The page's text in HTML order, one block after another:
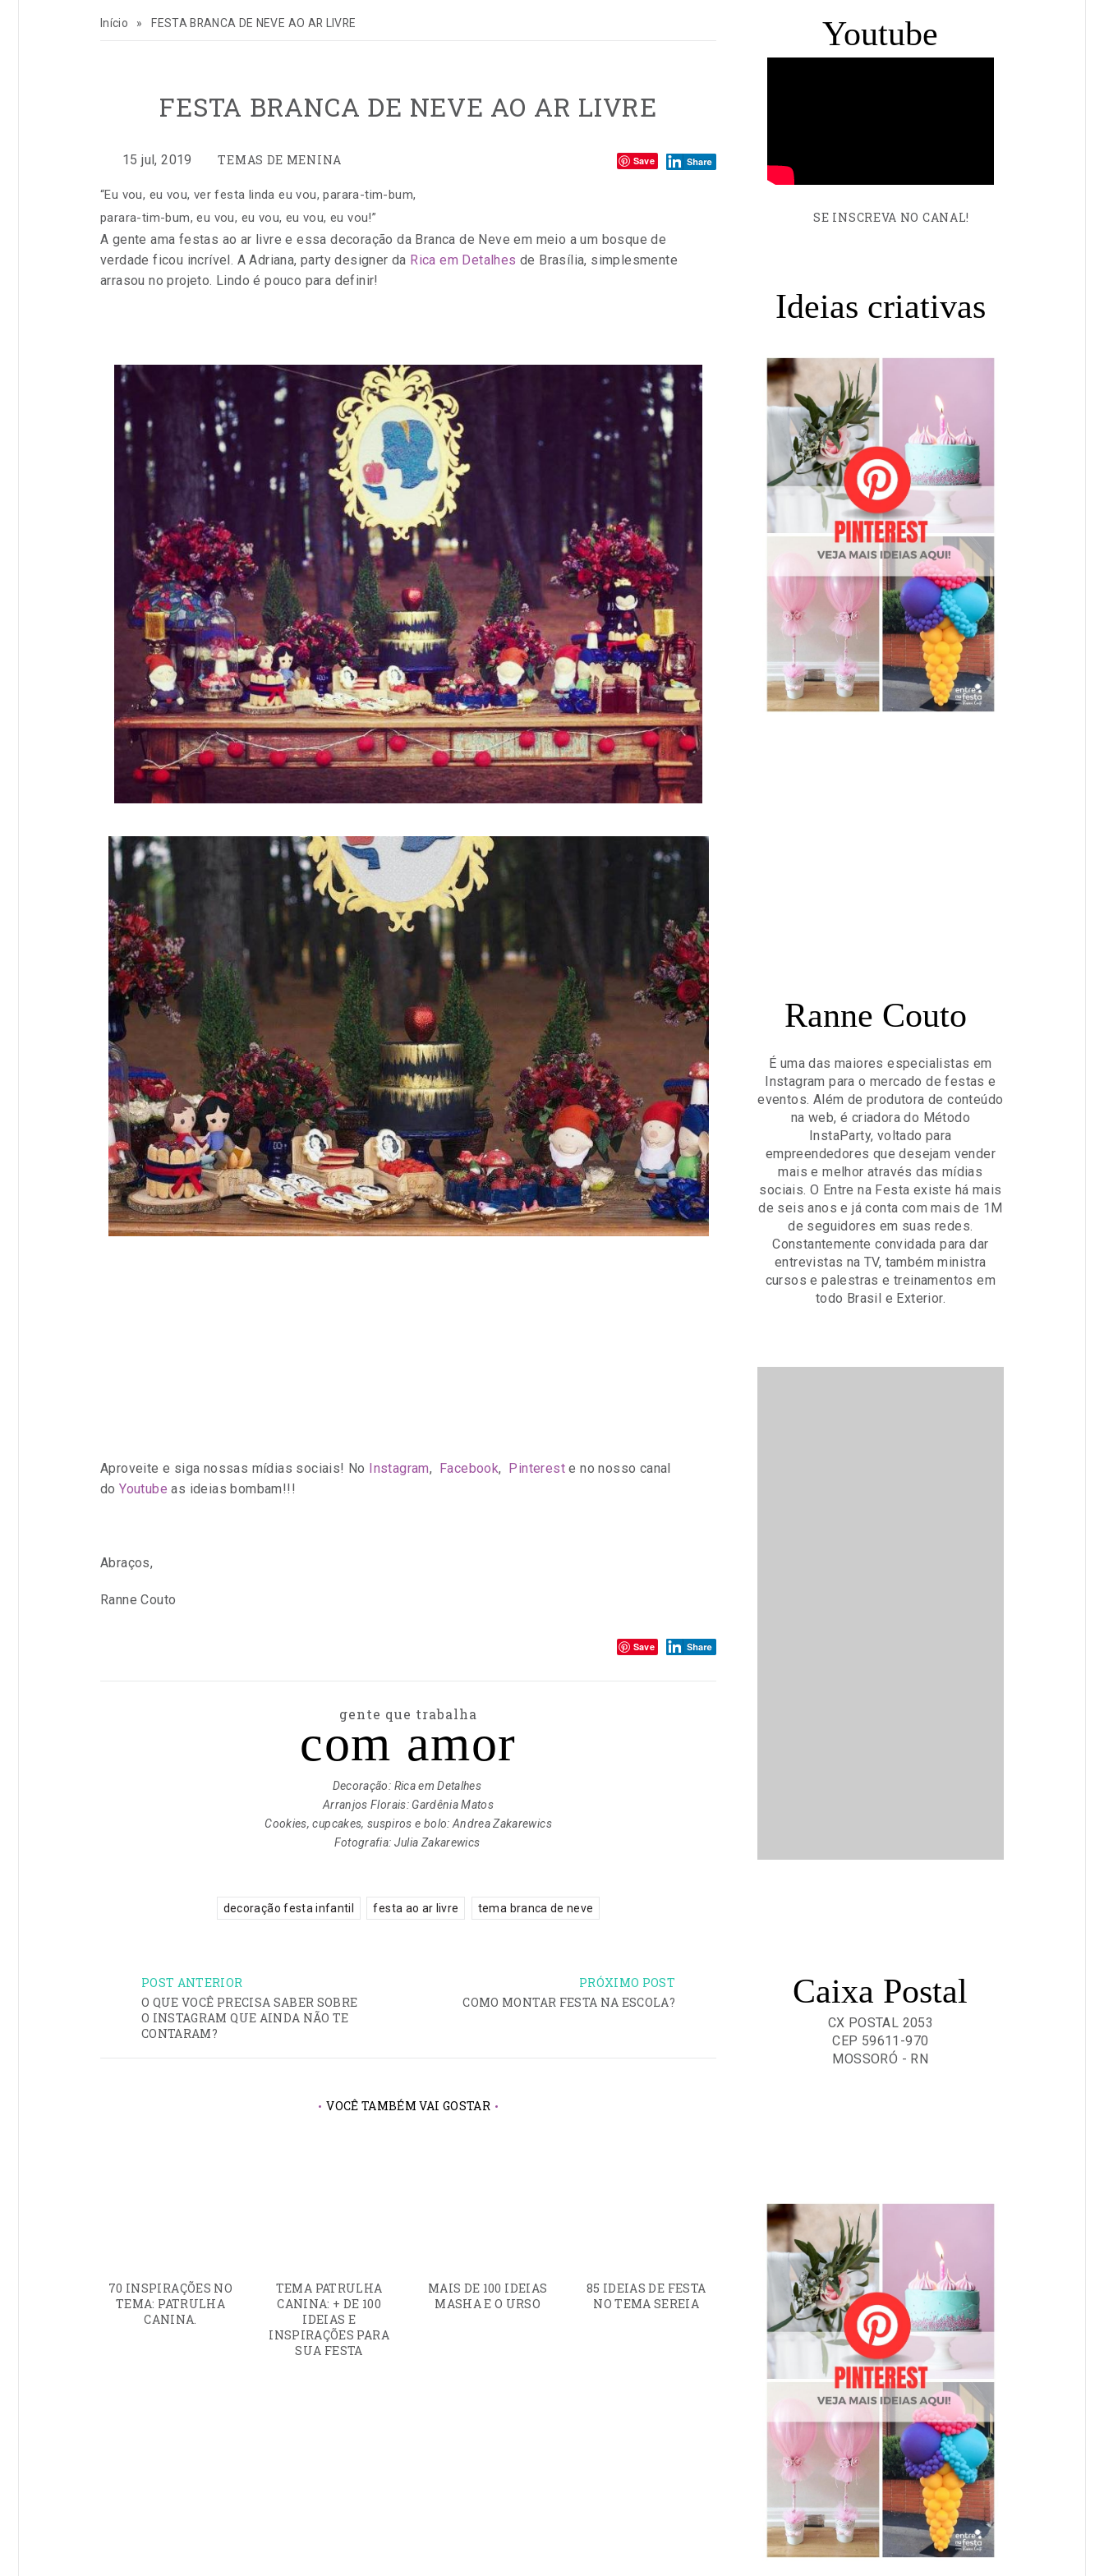
inspirar
vida
seu
negócio
de
e
eventos.
Início » FESTA BRANCA DE NEVE AO AR LIVRE
FESTA BRANCA DE NEVE AO AR LIVRE
Publicado
15 jul, 2019
por
Lira
CATEGORIAS:
TEMAS DE MENINA Compartilhe:
Save
“Eu vou, eu vou, ver festa linda eu vou, parara-tim-bum,
parara-tim-bum, eu vou, eu vou, eu vou, eu vou!”
A gente ama festas ao ar livre e essa decoração da Branca de Neve em meio a um bosque de
verdade ficou incrível. A Adriana, party designer da Rica em Detalhes de Brasília, simplesmente
arrasou no projeto. Lindo é pouco para definir!
Aproveite e siga nossas mídias sociais! No Instagram, Facebook, Pinterest e no nosso canal
doYoutube as ideias bombam!!!
Abraços,
Ranne Couto
Compartilhe:
Save
gente que trabalha
com amor
Decoração: Rica em Detalhes
Arranjos Florais: Gardênia Matos
Cookies, cupcakes, suspiros e bolo: Andrea Zakarewics
Fotografia: Julia Zakarewics
tags:
decoração festa infantil festa ao ar livre tema branca de neve
NAVEGAÇÃO
DE
POST ANTERIOR
O QUE VOCÊ PRECISA SABER SOBRE
O INSTAGRAM QUE AINDA NÃO TE
CONTARAM?
PRÓXIMO POST
COMO MONTAR FESTA NA ESCOLA?
VOCÊ TAMBÉM VAI GOSTAR
70 INSPIRAÇÕES NO
TEMA: PATRULHA
CANINA.
TEMA PATRULHA
CANINA: + DE 100
IDEIAS E
INSPIRAÇÕES PARA
SUA FESTA
MAIS DE 100 IDEIAS
MASHA E O URSO
85 IDEIAS DE FESTA
NO TEMA SEREIA
Youtube
SE INSCREVA NO CANAL!
Ideias criativas
Ranne Couto
É uma das maiores especialistas em
Instagram para o mercado de festas e
eventos. Além de produtora de conteúdo
na web, é criadora do Método
InstaParty, voltado para
empreendedores que desejam vender
mais e melhor através das mídias
sociais. O Entre na Festa existe há mais
de seis anos e já conta com mais de 1M
de seguidores em suas redes.
Constantemente convidada para dar
entrevistas na TV, também ministra
cursos e palestras e treinamentos em
todo Brasil e Exterior.
Caixa Postal
CX POSTAL 2053
CEP 59611-970
MOSSORÓ - RN